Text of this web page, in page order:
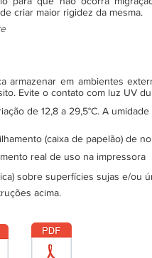
criar maior rigidez da mesma.
em ambientes
Evite o contato com luz UV
de 12,8 a 29,5°C. A
(caixa de papelão) de
real de uso na impressora
sobre superfícies sujas e/ou
acima.